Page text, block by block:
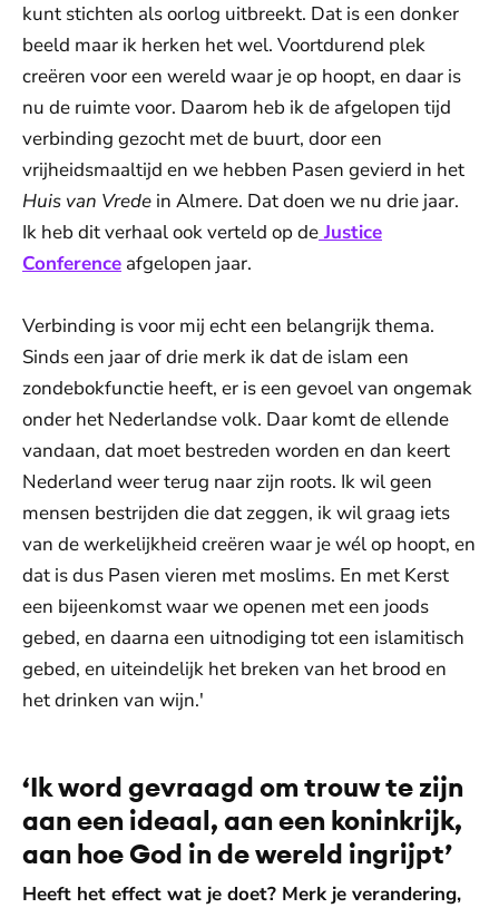
kunt stichten als oorlog uitbreekt. Dat is een donker
beeld maar ik herken het wel. Voortdurend plek
creëren voor een wereld waar je op hoopt, en daar is
nu de ruimte voor. Daarom heb ik de afgelopen tijd
verbinding gezocht met de buurt, door een
vrijheidsmaaltijd en we hebben Pasen gevierd in het
Huis van Vrede in Almere. Dat doen we nu drie jaar.
Ik heb dit verhaal ook verteld op de Justice
Conference afgelopen jaar.
Verbinding is voor mij echt een belangrijk thema.
Sinds een jaar of drie merk ik dat de islam een
zondebokfunctie heeft, er is een gevoel van ongemak
onder het Nederlandse volk. Daar komt de ellende
vandaan, dat moet bestreden worden en dan keert
Nederland weer terug naar zijn roots. Ik wil geen
mensen bestrijden die dat zeggen, ik wil graag iets
van de werkelijkheid creëren waar je wél op hoopt, en
dat is dus Pasen vieren met moslims. En met Kerst
een bijeenkomst waar we openen met een joods
gebed, en daarna een uitnodiging tot een islamitisch
gebed, en uiteindelijk het breken van het brood en
het drinken van wijn.'
‘Ik word gevraagd om trouw te zijn
aan een ideaal, aan een koninkrijk,
aan hoe God in de wereld ingrijpt’
Heeft het effect wat je doet? Merk je verandering,